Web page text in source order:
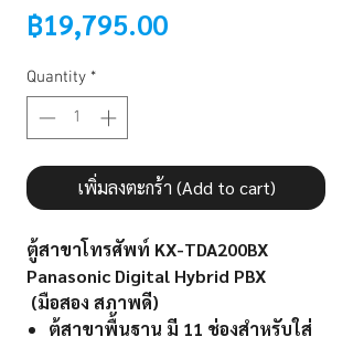
฿19,795.00Price
Quantity *
เพิ่มลงตะกร้า (Add to cart)
ตู้สาขาโทรศัพท์ KX-TDA200BX
Panasonic Digital Hybrid PBX
(มือสอง สภาพดี)
ตู้สาขาพื้นฐาน มี 11 ช่องสำหรับใส่